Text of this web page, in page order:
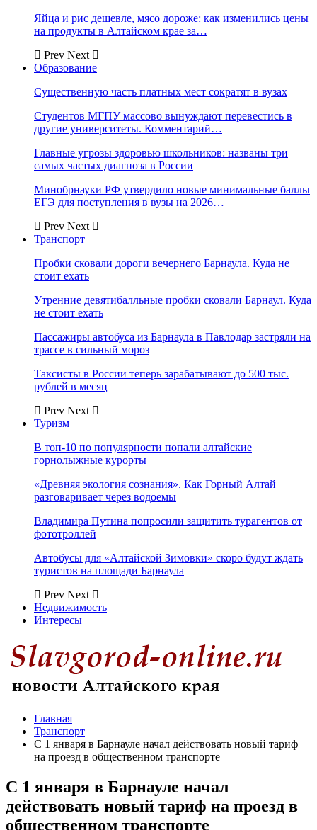
Яйца и рис дешевле, мясо дороже: как изменились цены
на продукты в Алтайском крае за…
Prev Next
Образование
Существенную часть платных мест сократят в вузах
Студентов МГПУ массово вынуждают перевестись в
другие университеты. Комментарий…
Главные угрозы здоровью школьников: названы три
самых частых диагноза в России
Минобрнауки РФ утвердило новые минимальные баллы
ЕГЭ для поступления в вузы на 2026…
Prev Next
Транспорт
Пробки сковали дороги вечернего Барнаула. Куда не
стоит ехать
Утренние девятибалльные пробки сковали Барнаул. Куда
не стоит ехать
Пассажиры автобуса из Барнаула в Павлодар застряли на
трассе в сильный мороз
Таксисты в России теперь зарабатывают до 500 тыс.
рублей в месяц
Prev Next
Туризм
В топ-10 по популярности попали алтайские
горнолыжные курорты
«Древняя экология сознания». Как Горный Алтай
разговаривает через водоемы
Владимира Путина попросили защитить турагентов от
фототроллей
Автобусы для «Алтайской Зимовки» скоро будут ждать
туристов на площади Барнаула
Prev Next
Недвижимость
Интересы
Главная
Транспорт
С 1 января в Барнауле начал действовать новый тариф
на проезд в общественном транспорте
С 1 января в Барнауле начал
действовать новый тариф на проезд в
общественном транспорте